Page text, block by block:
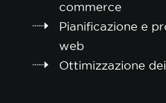
commerce
Pianificazione e
web
Ottimizzazione